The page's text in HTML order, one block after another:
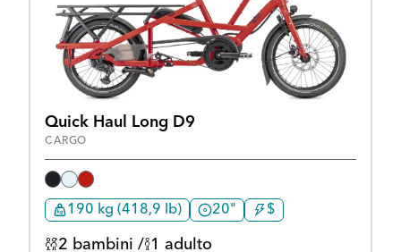
Quick Haul Long D9
CARGO
190 kg (418,9 lb) 20" $
2 bambini / 1 adulto